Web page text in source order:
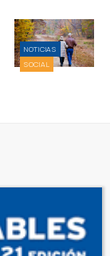
NOTICIAS
SOCIAL